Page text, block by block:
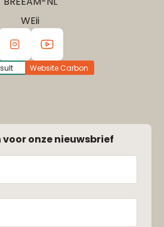
WEii
Website Carbon
voor onze nieuwsbrief